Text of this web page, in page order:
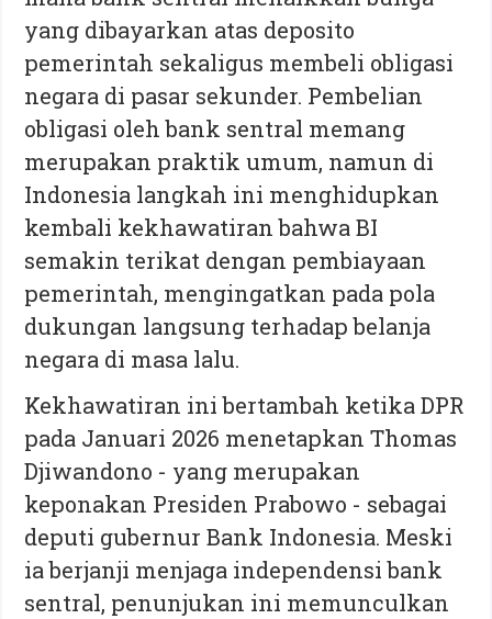
yang dibayarkan atas deposito
pemerintah sekaligus membeli obligasi
negara di pasar sekunder. Pembelian
obligasi oleh bank sentral memang
merupakan praktik umum, namun di
Indonesia langkah ini menghidupkan
kembali kekhawatiran bahwa BI
semakin terikat dengan pembiayaan
pemerintah, mengingatkan pada pola
dukungan langsung terhadap belanja
negara di masa lalu.
Kekhawatiran ini bertambah ketika DPR
pada Januari 2026 menetapkan Thomas
Djiwandono - yang merupakan
keponakan Presiden Prabowo - sebagai
deputi gubernur Bank Indonesia. Meski
ia berjanji menjaga independensi bank
sentral, penunjukan ini memunculkan